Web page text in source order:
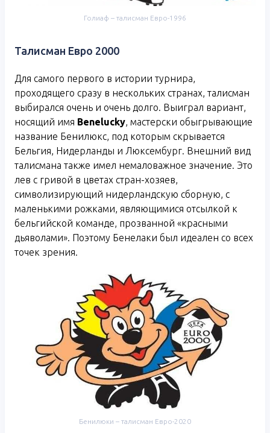
Голиаф – талисман Евро-1996
Талисман Евро 2000
Для самого первого в истории турнира,
проходящего сразу в нескольких странах, талисман
выбирался очень и очень долго. Выиграл вариант,
носящий имя Benelucky, мастерски обыгрывающие
название Бенилюкс, под которым скрывается
Бельгия, Нидерланды и Люксембург. Внешний вид
талисмана также имел немаловажное значение. Это
лев с гривой в цветах стран-хозяев,
символизирующий нидерландскую сборную, с
маленькими рожками, являющимися отсылкой к
бельгийской команде, прозванной «красными
дьяволами». Поэтому Бенелаки был идеален со всех
точек зрения.
Бенилюки – талисман Евро-2020